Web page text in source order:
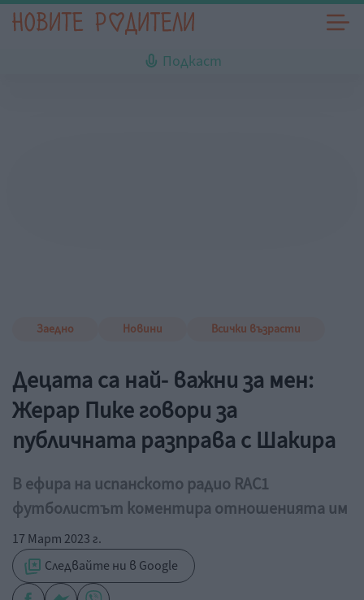
Подкаст
Заедно Новини Всички възрасти
Децата са най- важни за мен:
Жерар Пике говори за
публичната разправа с Шакира
В ефира на испанското радио RAC1
футболистът коментира отношенията им
17 Март 2023 г.
Следвайте ни в Google